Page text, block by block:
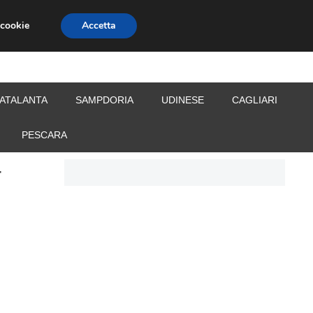
CALCIOMERCATO
ATALANTA SAMPDORIA UDINESE CAGLIARI
PESCARA
Accetta